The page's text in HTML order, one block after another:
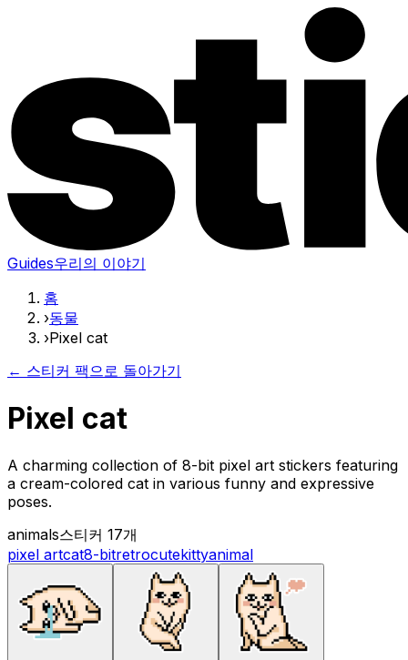
Guides우리의 이야기
홈
›동물
›Pixel cat
← 스티커 팩으로 돌아가기
Pixel cat
A charming collection of 8-bit pixel art stickers featuring
a cream-colored cat in various funny and expressive
poses.
animals스티커 17개
pixel artcat8-bitretrocutekittyanimal